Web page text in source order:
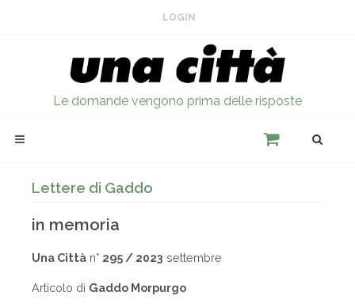
LOGIN
Le domande vengono prima delle risposte
Lettere di Gaddo
in memoria
Una Città n° 295 / 2023 settembre
Articolo di Gaddo Morpurgo